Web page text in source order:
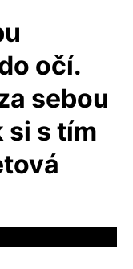
očí.
sebou
si s tím